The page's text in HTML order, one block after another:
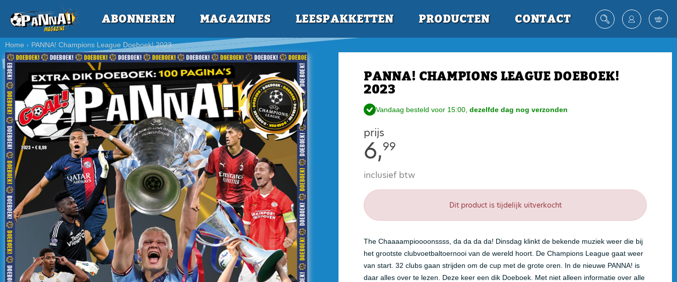
ABONNEREN MAGAZINES LEESPAKKETTEN PRODUCTEN CONTACT
Home › PANNA! Champions League Doeboek! 2023
PANNA! CHAMPIONS LEAGUE DOEBOEK!
2023
Vandaag besteld voor 15:00, dezelfde dag nog verzonden
prijs
6,99
inclusief btw
Dit product is tijdelijk uitverkocht
The Chaaaampioooonssss, da da da da! Dinsdag klinkt de bekende muziek weer die bij
het grootste clubvoetbaltoernooi van de wereld hoort. De Champions League gaat weer
van start. 32 clubs gaan strijden om de cup met de grote oren. In de nieuwe PANNA! is
daar alles over te lezen. Deze keer een dik Doeboek. Met niet alleen informatie over alle